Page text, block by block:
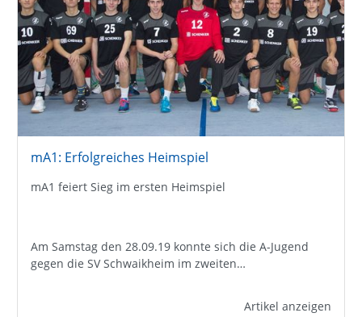
mA1: Erfolgreiches Heimspiel
mA1 feiert Sieg im ersten Heimspiel
Am Samstag den 28.09.19 konnte sich die A-Jugend
gegen die SV Schwaikheim im zweiten…
Artikel anzeigen